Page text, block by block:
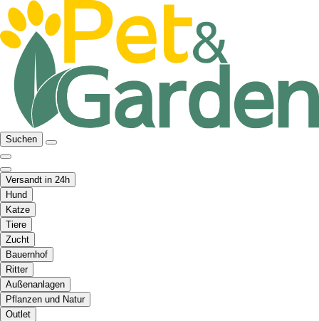
Suchen
Versandt in 24h
Hund
Katze
Tiere
Zucht
Bauernhof
Ritter
Außenanlagen
Pflanzen und Natur
Outlet